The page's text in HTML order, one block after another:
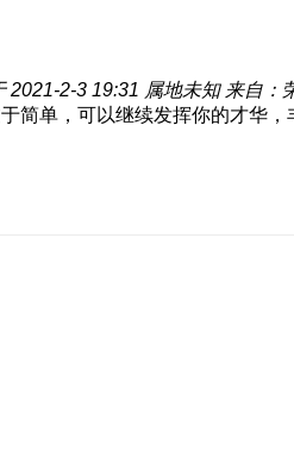
2021-2-3 19:31 属地未知 来自：
简单，可以继续发挥你的才华，